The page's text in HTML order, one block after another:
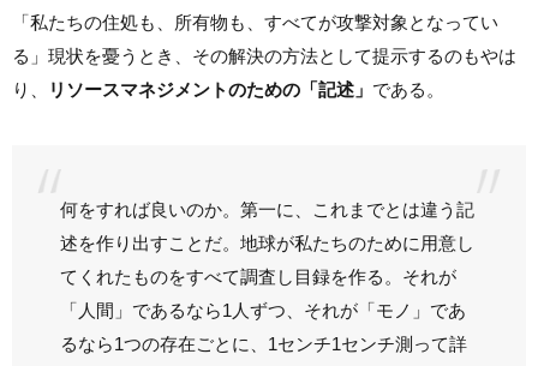
「私たちの住処も、所有物も、すべてが攻撃対象となってい
る」現状を憂うとき、その解決の方法として提示するのもやは
り、
リソースマネジメントのための「記述」 である。
何をすれば良いのか。第一に、これまでとは違う記
述を作り出すことだ。地球が私たちのために用意し
てくれたものをすべて調査し目録を作る。それが
「人間」であるなら1人ずつ、それが「モノ」であ
るなら1つの存在ごとに、1センチ1センチ測って詳